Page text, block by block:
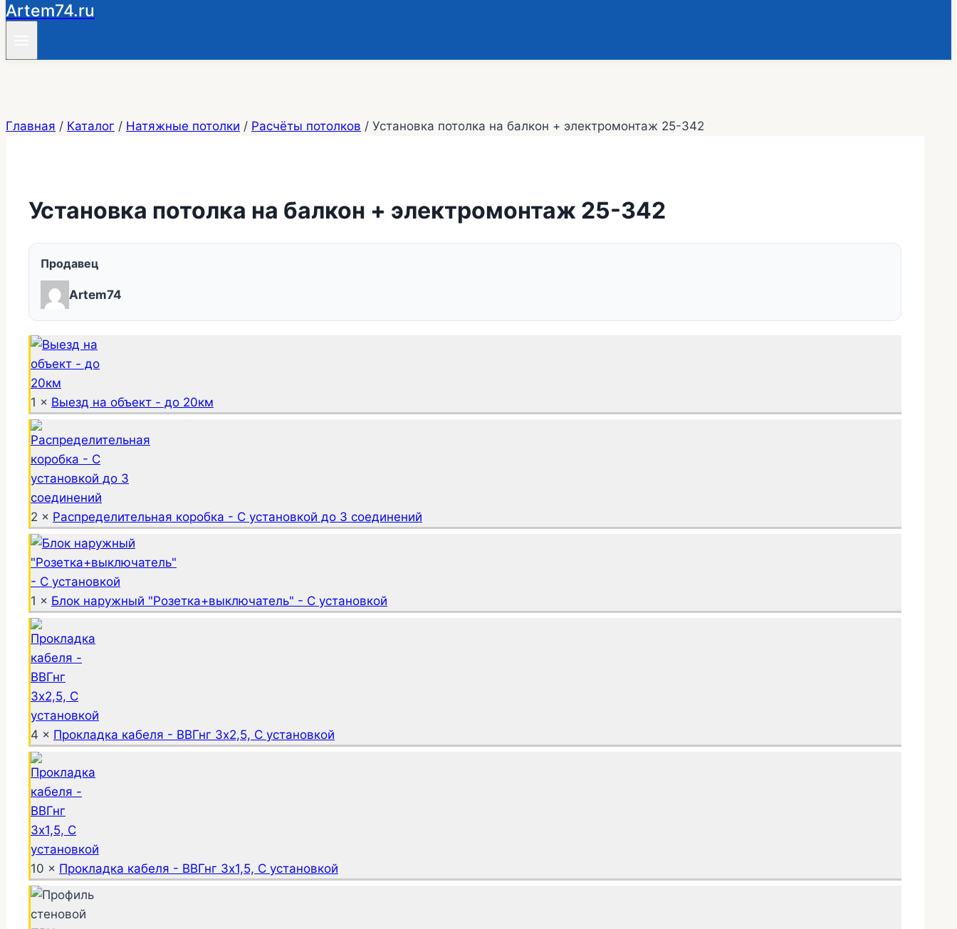
Artem74.ru
Главная / Каталог / Натяжные потолки / Расчёты потолков / Установка потолка на балкон + электромонтаж 25-342
Установка потолка на балкон + электромонтаж 25-342
Продавец
Artem74
1 × Выезд на объект - до 20км
2 × Распределительная коробка - С установкой до 3 соединений
1 × Блок наружный "Розетка+выключатель" - С установкой
4 × Прокладка кабеля - ВВГнг 3х2,5, С установкой
10 × Прокладка кабеля - ВВГнг 3х1,5, С установкой